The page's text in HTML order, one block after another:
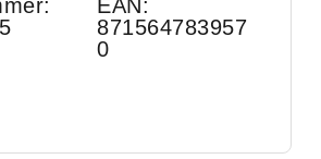
EAN:
871564783957
0